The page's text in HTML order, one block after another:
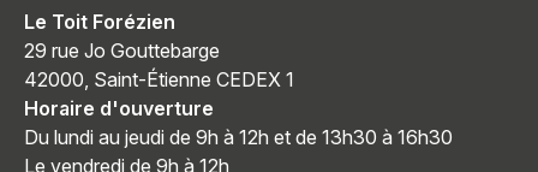
Le Toit Forézien
29 rue Jo Gouttebarge
42000, Saint-Étienne CEDEX 1
Horaire d'ouverture
Du lundi au jeudi de 9h à 12h et de 13h30 à 16h30
Le vendredi de 9h à 12h